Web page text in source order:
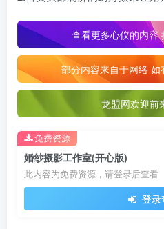
查看更多心仪的内容
部分内容来自于网络
龙盟网欢迎前
婚纱摄影工作室(开心版)
此内容为免费资源，请登录后查看
登录
免费资源